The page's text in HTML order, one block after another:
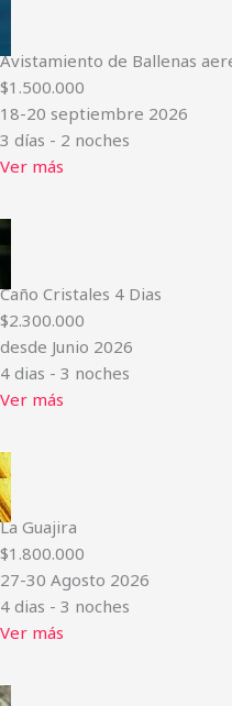
Avistamiento de Ballenas
$1.500.000
18-20 septiembre 2026
3 días - 2 noches
Ver más
Caño Cristales 4 Dias
$2.300.000
desde Junio 2026
4 dias - 3 noches
Ver más
La Guajira
$1.800.000
27-30 Agosto 2026
4 dias - 3 noches
Ver más